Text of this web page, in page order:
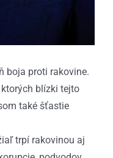
boja proti rakovine.
blízki tejto
také šťastie
trpí rakovinou aj